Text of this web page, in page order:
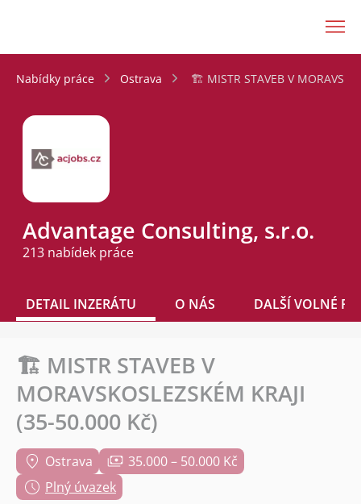
Nabídky práce Ostrava 🏗️ MISTR STAVEB V
Advantage Consulting, s.r.o.
213 nabídek práce
DETAIL INZERÁTU O NÁS DALŠÍ VOLNÉ
🏗️ MISTR STAVEB V
MORAVSKOSLEZSKÉM KRAJI
(35-50.000 Kč)
Ostrava
35.000 – 50.000 Kč
Plný úvazek